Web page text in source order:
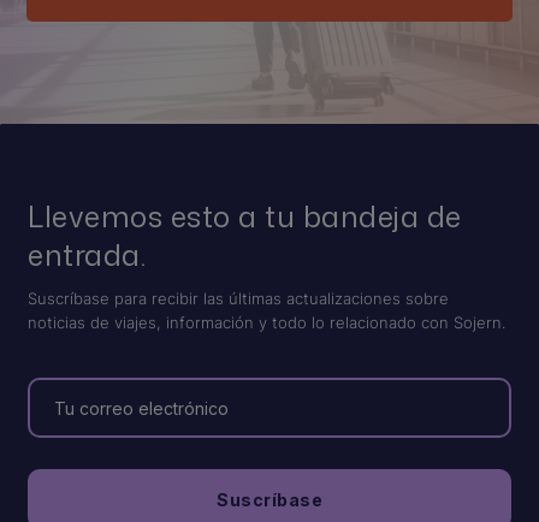
Llevemos esto a tu bandeja de
entrada.
Suscríbase para recibir las últimas actualizaciones sobre
noticias de viajes, información y todo lo relacionado con Sojern.